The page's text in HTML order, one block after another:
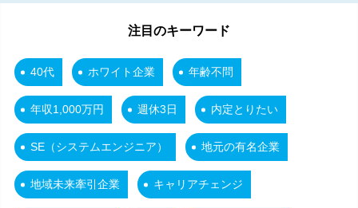
注目のキーワード
40代 ホワイト企業 年齢不問
年収1,000万円 週休3日 内定とりたい
SE（システムエンジニア） 地元の有名企業
地域未来牽引企業 キャリアチェンジ